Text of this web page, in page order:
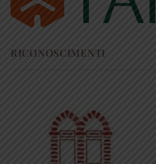
RICONOSCIMENTI